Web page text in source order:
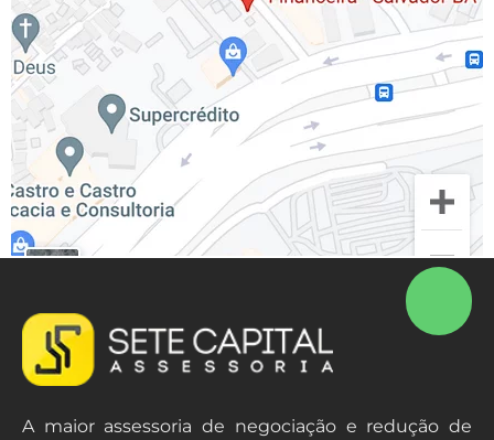
A maior assessoria de negociação e redução de